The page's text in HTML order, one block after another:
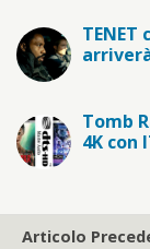
TENET
Tomb
4K con
Articolo